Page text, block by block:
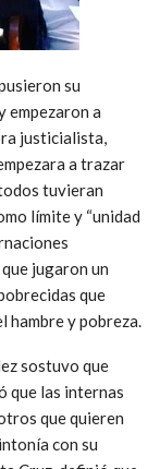
su
empezaron a
justicialista,
a trazar
tuvieran
límite y “unidad
jugaron un
que
y pobreza.
sostuvo que
que las internas
que quieren
con su